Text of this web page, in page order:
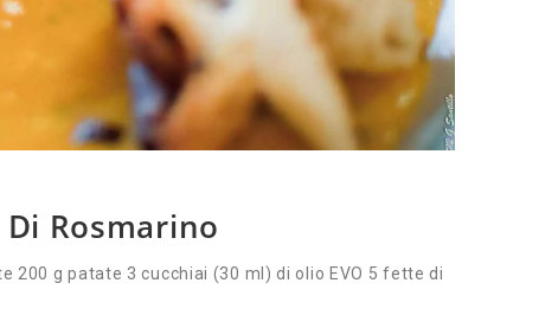
Rosmarino
200 g patate 3 cucchiai (30 ml) di olio EVO 5 fette di